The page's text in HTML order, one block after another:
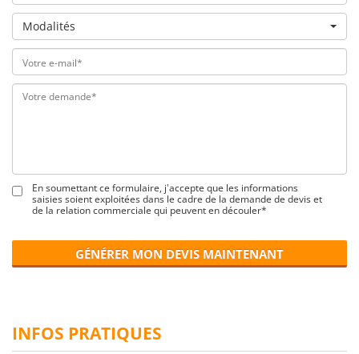
Modalités
En soumettant ce formulaire, j'accepte que les informations
saisies soient exploitées dans le cadre de la demande de devis et
de la relation commerciale qui peuvent en découler*
GÉNÉRER MON DEVIS MAINTENANT
INFOS PRATIQUES